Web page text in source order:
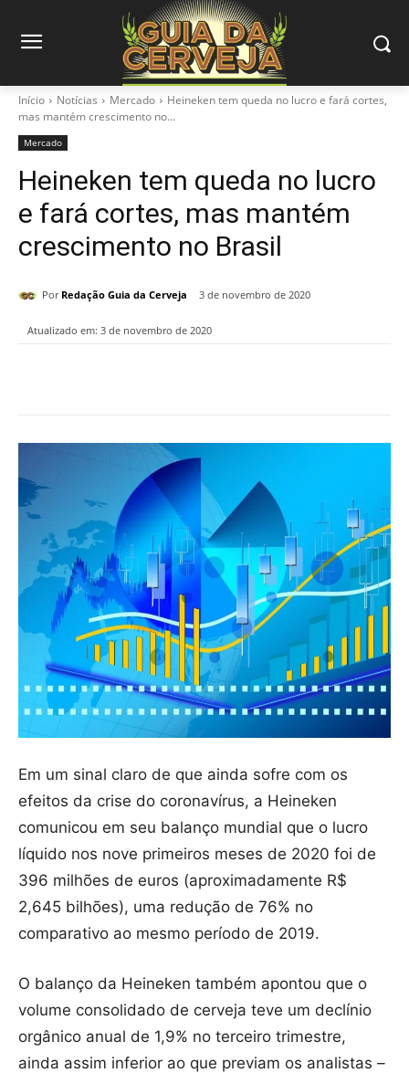
Início Notícias Mercado
Heineken tem queda no lucro e fará cortes,
mas mantém crescimento no...
Mercado
Heineken tem queda no lucro
e fará cortes, mas mantém
crescimento no Brasil
Por Redação Guia da Cerveja 3 de novembro de 2020
Atualizado em: 3 de novembro de 2020
Em um sinal claro de que ainda sofre com os
efeitos da crise do coronavírus, a Heineken
comunicou em seu balanço mundial que o lucro
líquido nos nove primeiros meses de 2020 foi de
396 milhões de euros (aproximadamente R$
2,645 bilhões), uma redução de 76% no
comparativo ao mesmo período de 2019.
O balanço da Heineken também apontou que o
volume consolidado de cerveja teve um declínio
orgânico anual de 1,9% no terceiro trimestre,
ainda assim inferior ao que previam os analistas –